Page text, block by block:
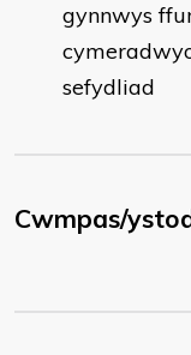
gynnwys
sefydliad
Cwmpas/